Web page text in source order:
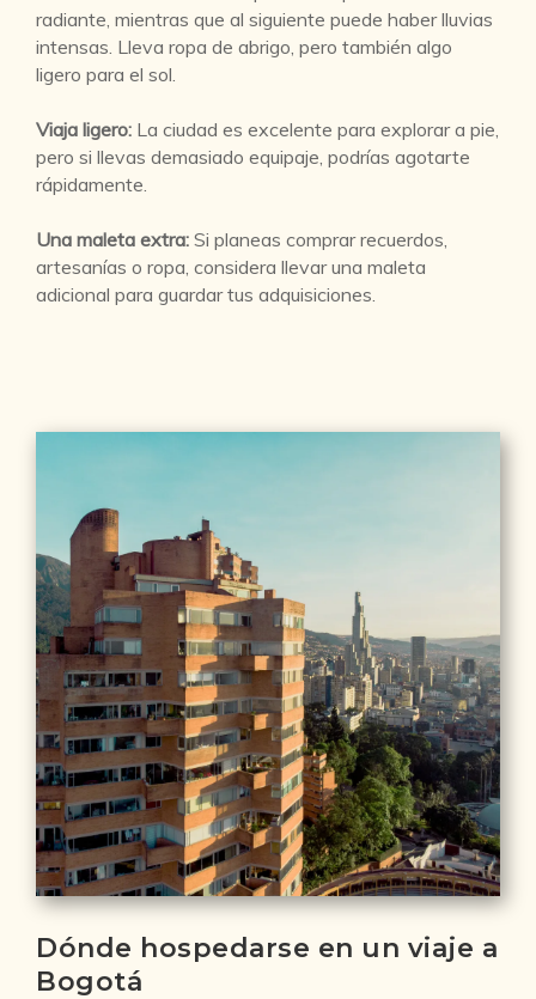
radiante, mientras que al siguiente puede haber lluvias
intensas. Lleva ropa de abrigo, pero también algo
ligero para el sol.
Viaja ligero: La ciudad es excelente para explorar a pie,
pero si llevas demasiado equipaje, podrías agotarte
rápidamente.
Una maleta extra: Si planeas comprar recuerdos,
artesanías o ropa, considera llevar una maleta
adicional para guardar tus adquisiciones.
Dónde hospedarse en un viaje a
Bogotá